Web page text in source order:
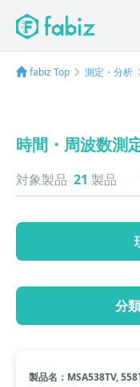
fabiz Top 測定・分析
時間・周波数測
対象製品 21 製品
大カテゴリ: 測定・分析
小カテゴリ: 時間・周波数
分
製品名：MSA538TV,